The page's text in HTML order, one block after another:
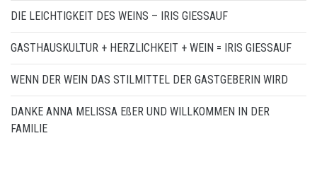
DIE LEICHTIGKEIT DES WEINS – IRIS GIESSAUF
GASTHAUSKULTUR + HERZLICHKEIT + WEIN = IRIS GIESSAUF
WENN DER WEIN DAS STILMITTEL DER GASTGEBERIN WIRD
DANKE ANNA MELISSA EßER UND WILLKOMMEN IN DER
FAMILIE